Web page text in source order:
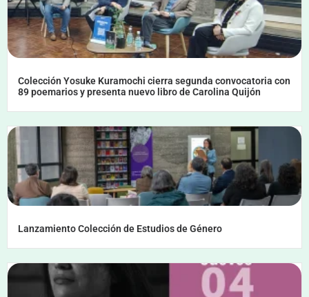
Colección Yosuke Kuramochi cierra segunda convocatoria con
89 poemarios y presenta nuevo libro de Carolina Quijón
Lanzamiento Colección de Estudios de Género